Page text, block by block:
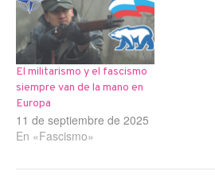
El militarismo y el fascismo
siempre van de la mano en
Europa
11 de septiembre de 2025
En «Fascismo»